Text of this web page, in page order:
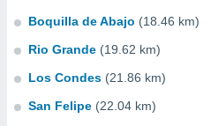
Boquilla de Abajo (18.46 km)
Rio Grande (19.62 km)
Los Condes (21.86 km)
San Felipe (22.04 km)